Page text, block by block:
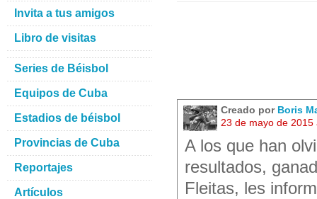
Creado por Boris
23 de mayo de
A los que han
resultados,
Fleitas, les
Invita a tus amigos
Libro de visitas
Series de Béisbol
Equipos de Cuba
Estadios de béisbol
Provincias de Cuba
Reportajes
Artículos